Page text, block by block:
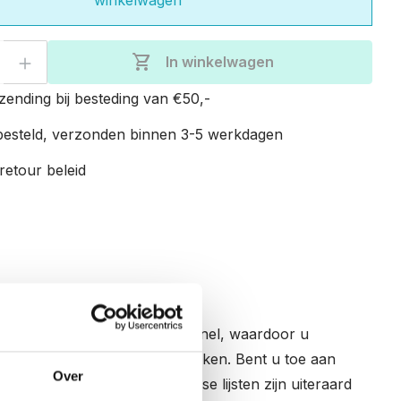
Over
Voer de gewenste
shopping_cart In winkelwagen
bij besteding van €50,-
verzonden binnen 3-5 werkdagen
beleid
verwisselt u foto’s razendsnel, waardoor u
te uploaden en te bewerken. Bent u toe aan
foto op uw frame. Losse lijsten zijn uiteraard